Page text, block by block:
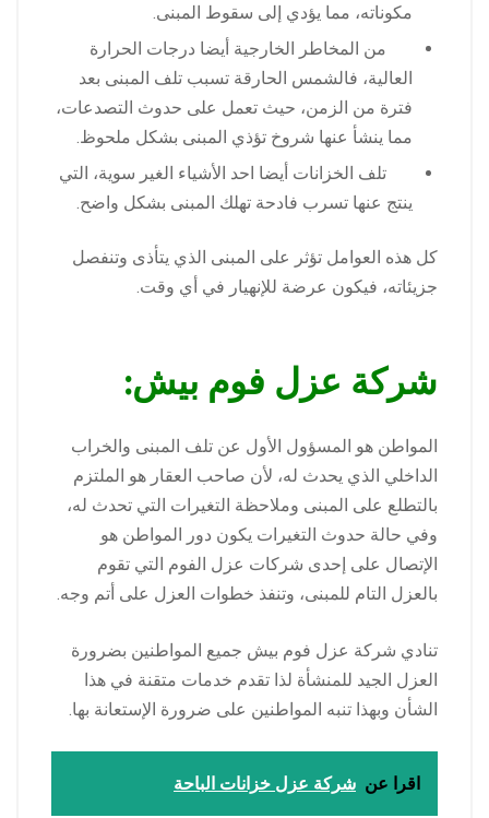
مكوناته، مما يؤدي إلى سقوط المبنى.
من المخاطر الخارجية أيضا درجات الحرارة
العالية، فالشمس الحارقة تسبب تلف المبنى بعد
فترة من الزمن، حيث تعمل على حدوث التصدعات،
مما ينشأ عنها شروخ تؤذي المبنى بشكل ملحوظ.
تلف الخزانات أيضا احد الأشياء الغير سوية، التي
ينتج عنها تسرب فادحة تهلك المبنى بشكل واضح.
كل هذه العوامل تؤثر على المبنى الذي يتأذى وتنفصل
جزيئاته، فيكون عرضة للإنهيار في أي وقت.
شركة عزل فوم بيش:
المواطن هو المسؤول الأول عن تلف المبنى والخراب
الداخلي الذي يحدث له، لأن صاحب العقار هو الملتزم
بالتطلع على المبنى وملاحظة التغيرات التي تحدث له،
وفي حالة حدوث التغيرات يكون دور المواطن هو
الإتصال على إحدى شركات عزل الفوم التي تقوم
بالعزل التام للمبنى، وتنفذ خطوات العزل على أتم وجه.
تنادي شركة عزل فوم بيش جميع المواطنين بضرورة
العزل الجيد للمنشأة لذا تقدم خدمات متقنة في هذا
الشأن وبهذا تنبه المواطنين على ضرورة الإستعانة بها.
اقرا عن شركة عزل خزانات الباحة